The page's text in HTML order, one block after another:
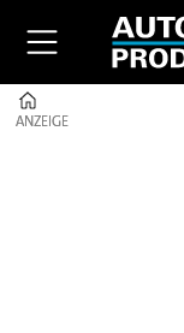
ANZEIGE
ANZEIGE